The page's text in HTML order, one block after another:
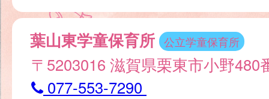
葉山東学童保育所 公立学童保育所
〒5203016 滋賀県栗東市小野480
077-553-7290